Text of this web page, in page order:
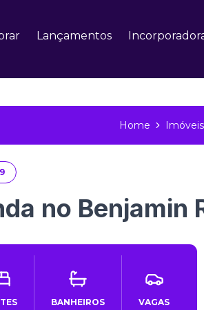
Lançamentos
Home Imóveis
no Benjamin
BANHEIROS VAGAS